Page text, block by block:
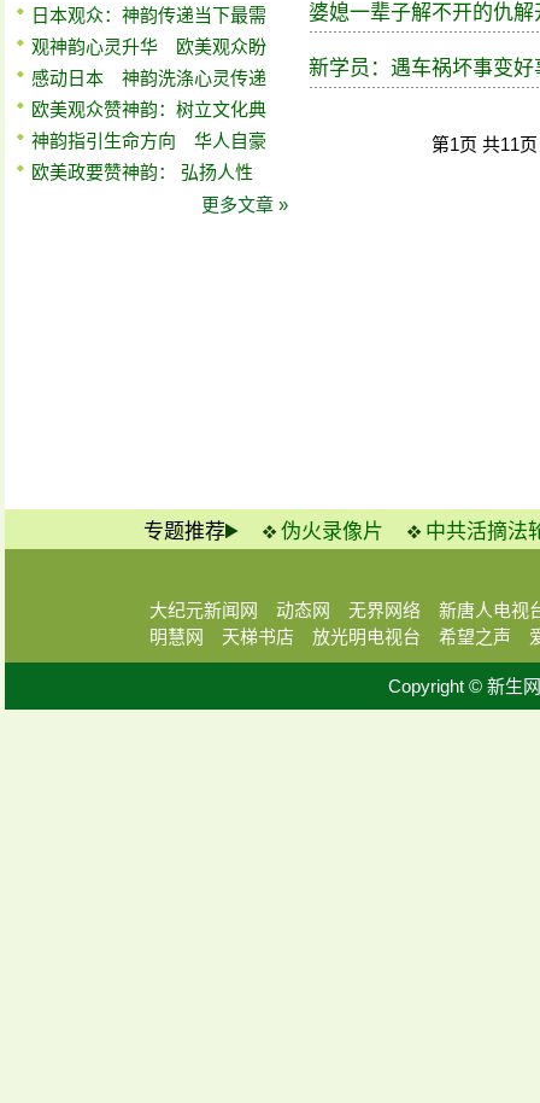
日本观众：神韵传递当下最需
观神韵心灵升华 欧美观众盼
感动日本 神韵洗涤心灵传递
欧美观众赞神韵：树立文化典
神韵指引生命方向 华人自豪
欧美政要赞神韵： 弘扬人性
更多文章 »
婆媳一辈子解不开的仇解
新学员：遇车祸坏事变好
第1页 共11
专题推荐 伪火录像片 中共活摘法
大纪元新闻网 动态网 无界网络
新唐人电视
明慧网
天梯书店 放光明电视台 希望之声
Copyright © 新生